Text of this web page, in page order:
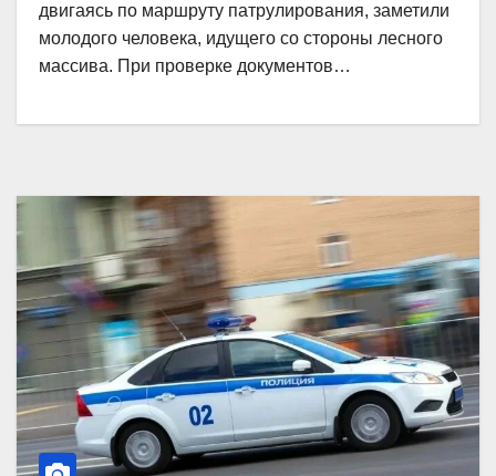
двигаясь по маршруту патрулирования, заметили
молодого человека, идущего со стороны лесного
массива. При проверке документов…